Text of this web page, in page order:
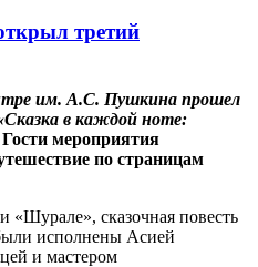
третий
им. А.С. Пушкина прошел
в каждой ноте:
Гости мероприятия
по страницам
сказочная повесть
исполнены Асией
и мастером